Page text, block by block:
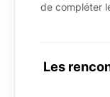
de compléter
Les